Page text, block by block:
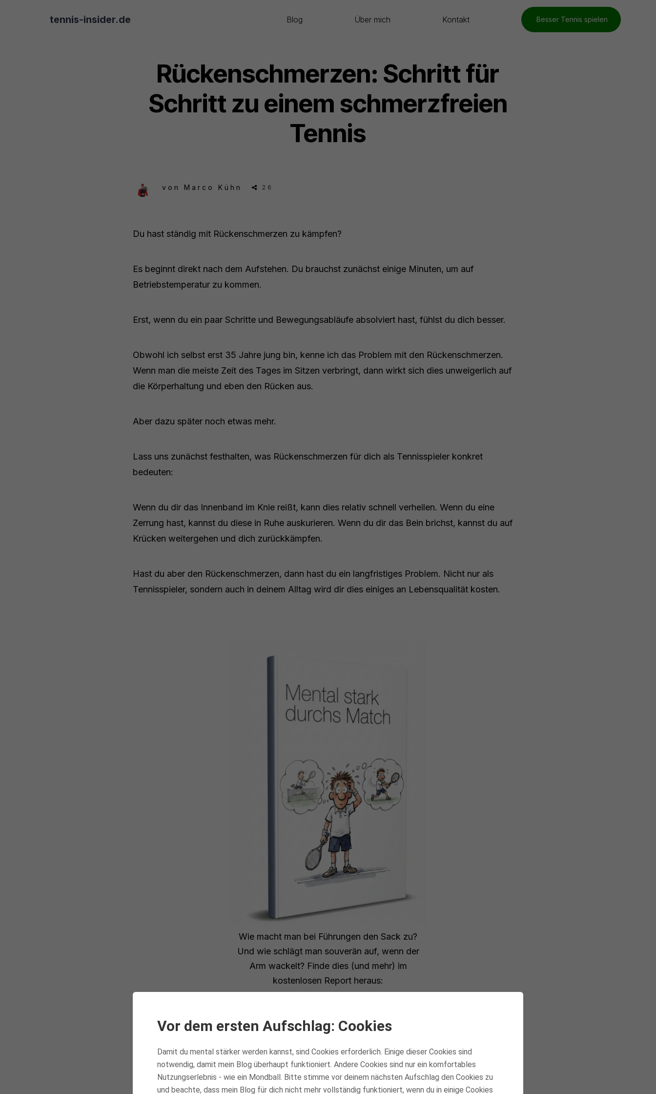
tennis-insider.de Blog Über mich Kontakt Besser Tennis spielen
Rückenschmerzen: Schritt für
Schritt zu einem schmerzfreien
Tennis
von Marco Kühn 26
Du hast ständig mit Rückenschmerzen zu kämpfen?
Es beginnt direkt nach dem Aufstehen. Du brauchst zunächst einige Minuten, um auf
Betriebstemperatur zu kommen.
Erst, wenn du ein paar Schritte und Bewegungsabläufe absolviert hast, fühlst du dich besser.
Obwohl ich selbst erst 35 Jahre jung bin, kenne ich das Problem mit den Rückenschmerzen.
Wenn man die meiste Zeit des Tages im Sitzen verbringt, dann wirkt sich dies unweigerlich auf
die Körperhaltung und eben den Rücken aus.
Aber dazu später noch etwas mehr.
Lass uns zunächst festhalten, was Rückenschmerzen für dich als Tennisspieler konkret
bedeuten:
Wenn du dir das Innenband im Knie reißt, kann dies relativ schnell verheilen. Wenn du eine
Zerrung hast, kannst du diese in Ruhe auskurieren. Wenn du dir das Bein brichst, kannst du auf
Krücken weitergehen und dich zurückkämpfen.
Hast du aber den Rückenschmerzen, dann hast du ein langfristiges Problem. Nicht nur als
Tennisspieler, sondern auch in deinem Alltag wird dir dies einiges an Lebensqualität kosten.
Wie macht man bei Führungen den Sack zu?
Und wie schlägt man souverän auf, wenn der
Arm wackelt? Finde dies (und mehr) im
kostenlosen Report heraus:
Dieser Artikel wird dir helfen Rückenschmerzen zu lindern, deinen Körper besser kennenzulernen
und dich besser vor Verletzungen im Rückenbereich zu schützen.
Vor dem ersten Aufschlag: Cookies
Damit du mental stärker werden kannst, sind Cookies erforderlich. Einige dieser Cookies sind
notwendig, damit mein Blog überhaupt funktioniert. Andere Cookies sind nur ein komfortables
Nutzungserlebnis - wie ein Mondball. Bitte stimme vor deinem nächsten Aufschlag den Cookies zu
und beachte, dass mein Blog für dich nicht mehr vollständig funktioniert, wenn du in einige Cookies